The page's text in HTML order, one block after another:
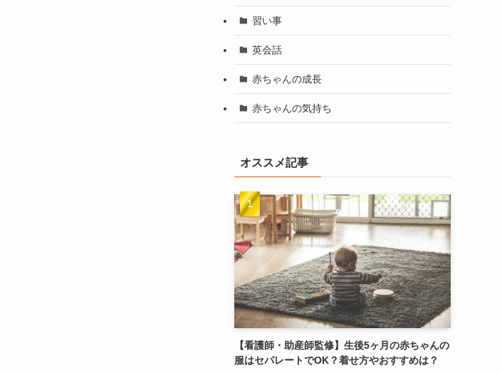
習い事
英会話
赤ちゃんの成長
赤ちゃんの気持ち
オススメ記事
【看護師・助産師監修】生後5ヶ月の赤ちゃんの
服はセパレートでOK？着せ方やおすすめは？